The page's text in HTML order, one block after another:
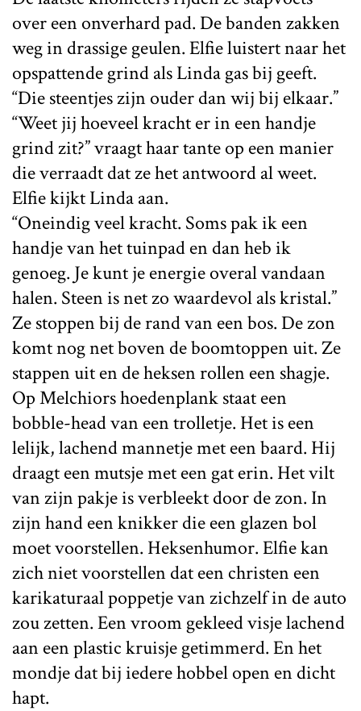
over een onverhard pad. De banden zakken
weg in drassige geulen. Elfie luistert naar het
opspattende grind als Linda gas bij geeft.
“Die steentjes zijn ouder dan wij bij elkaar.”
“Weet jij hoeveel kracht er in een handje
grind zit?” vraagt haar tante op een manier
die verraadt dat ze het antwoord al weet.
Elfie kijkt Linda aan.
“Oneindig veel kracht. Soms pak ik een
handje van het tuinpad en dan heb ik
genoeg. Je kunt je energie overal vandaan
halen. Steen is net zo waardevol als kristal.”
Ze stoppen bij de rand van een bos. De zon
komt nog net boven de boomtoppen uit. Ze
stappen uit en de heksen rollen een shagje.
Op Melchiors hoedenplank staat een
bobble-head van een trolletje. Het is een
lelijk, lachend mannetje met een baard. Hij
draagt een mutsje met een gat erin. Het vilt
van zijn pakje is verbleekt door de zon. In
zijn hand een knikker die een glazen bol
moet voorstellen. Heksenhumor. Elfie kan
zich niet voorstellen dat een christen een
karikaturaal poppetje van zichzelf in de auto
zou zetten. Een vroom gekleed visje lachend
aan een plastic kruisje getimmerd. En het
mondje dat bij iedere hobbel open en dicht
hapt.